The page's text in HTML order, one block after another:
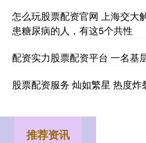
怎么玩股票配资官网 上海交大
患糖尿病的人，有这5个共性
配资实力股票配资平台 一名基
股票配资服务 灿如繁星 热度炸
推荐资讯